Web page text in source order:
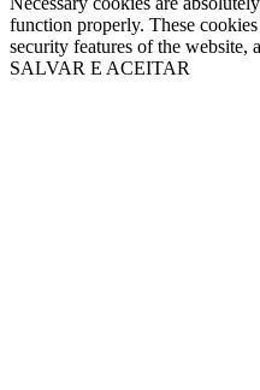
function properly. These
security features of the website,
SALVAR E ACEITAR